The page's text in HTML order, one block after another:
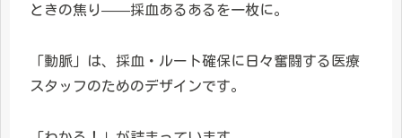
ときの焦り——採血あるあるを一枚に。
「動脈」は、採血・ルート確保に日々奮闘する医療
スタッフのためのデザインです。